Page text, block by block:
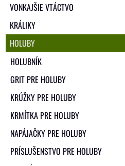
VONKAJŠIE VTÁCTVO
KRÁLIKY
HOLUBY
HOLUBNÍK
GRIT PRE HOLUBY
KRÚŽKY PRE HOLUBY
KRMÍTKA PRE HOLUBY
NAPÁJAČKY PRE HOLUBY
PRÍSLUŠENSTVO PRE HOLUBY